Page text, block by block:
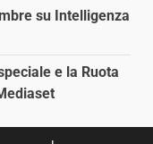
su Intelligenza
e la Ruota